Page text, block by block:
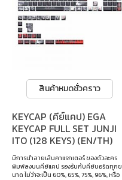
สินค้าหมดชั่วคราว
KEYCAP (คีย์แคป) EGA
KEYCAP FULL SET JUNJI
ITO (128 KEYS) (EN/TH)
มีการนำลายเส้นคาแรกเตอร์ ของตัวละคร
พิมพ์ลงบนคีย์แคป รองรับกับคีย์บอร์ดทุกข
นาด ไม่ว่าจะเป็น 60%, 65%, 75%, 96%, หรือ